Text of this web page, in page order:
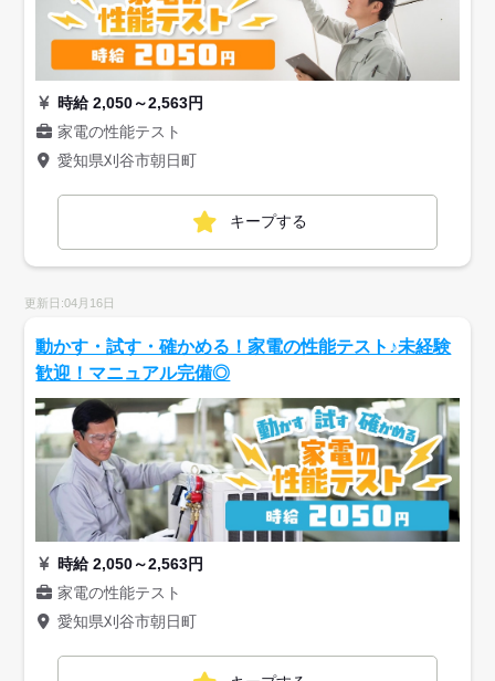
時給 2,050～2,563円
家電の性能テスト
愛知県刈谷市朝日町
キープする
更新日:04月16日
動かす・試す・確かめる！家電の性能テスト♪未経験
歓迎！マニュアル完備◎
時給 2,050～2,563円
家電の性能テスト
愛知県刈谷市朝日町